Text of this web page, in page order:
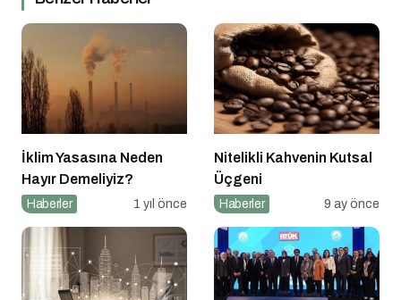
İklim Yasasına Neden
Hayır Demeliyiz?
Haberler 1 yıl önce
Nitelikli Kahvenin Kutsal
Üçgeni
Haberler 9 ay önce